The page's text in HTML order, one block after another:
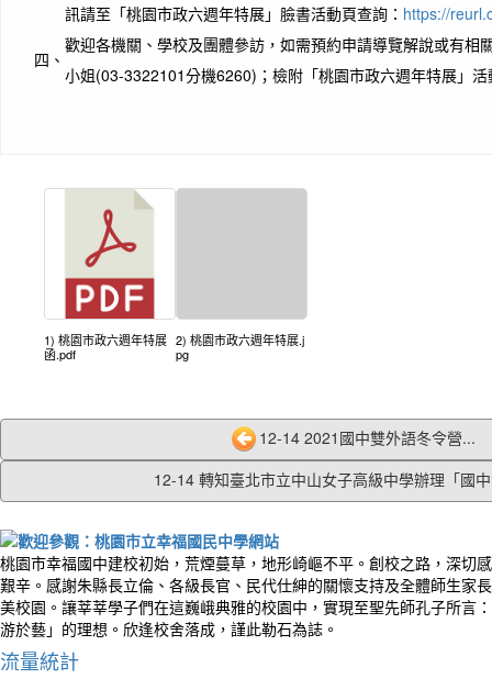
訊請至「桃園市政六週年特展」臉書活動頁查詢： https://
四、
歡迎各機關、學校及團體參訪，如需預約申請導覽解說或有相
小姐(03-3322101分機6260)；檢附「桃園市政六週年特展」
1) 桃園市政六週年特展
函.pdf
2) 桃園市政六週年特展.j
pg
12-14 2021國中雙外語冬令營...
12-14 轉知臺北市立中山女子高級中學辦理「國
桃園市幸福國中建校初始，荒煙蔓草，地形崎嶇不平。創校之路，深切
艱辛。感謝朱縣長立倫、各級長官、民代仕紳的關懷支持及全體師生家
美校園。讓莘莘學子們在這巍峨典雅的校園中，實現至聖先師孔子所言
游於藝」的理想。欣逢校舍落成，謹此勒石為誌。
流量統計